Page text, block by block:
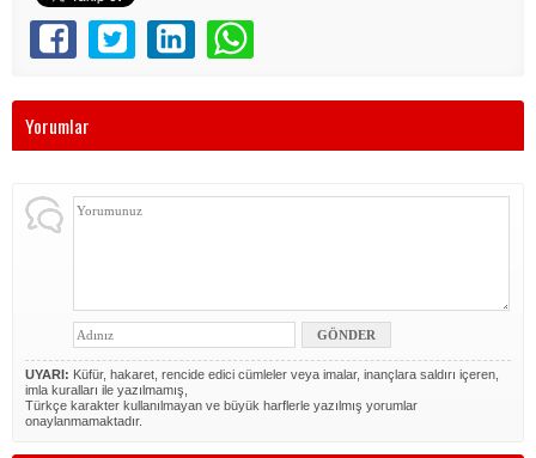
Yorumlar
UYARI: Küfür, hakaret, rencide edici cümleler veya imalar, inançlara saldırı içeren,
imla kuralları ile yazılmamış,
Türkçe karakter kullanılmayan ve büyük harflerle yazılmış yorumlar
onaylanmamaktadır.